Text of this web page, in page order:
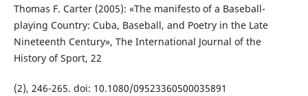
Thomas F. Carter (2005): «The manifesto of a Baseball-
playing Country: Cuba, Baseball, and Poetry in the Late
Nineteenth Century», The International Journal of the
History of Sport, 22
(2), 246-265. doi: 10.1080/09523360500035891